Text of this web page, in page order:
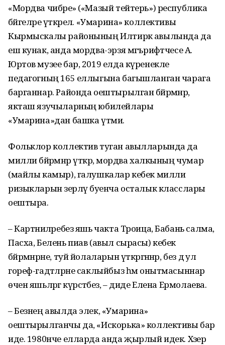
«Мордва чибәре» («Мазый тейтерь») республика
бәйгеләре үткәрелә. «Умарина» коллективы
Кырмыскалы районының Илтирәк авылында да
еш кунак, анда мордва-эрзя мәгърифәтчесе А.
Юртов музее бар, 2019 елда күренекле
педагогның 165 еллыгына багышланган чарага
барганнар. Районда оештырылган бәйрәмнәр,
якташ язучыларның юбилейлары
«Умарина»дан башка үтми.
Фольклор коллектив туган авылларында да
милли бәйрәмнәр үткәрә, мордва халкының чумар
(майлы камыр), галушкалар кебек милли
ризыкларын әзерләү буенча осталык класслары
оештыра.
– Картәниләребез яшь чакта Троица, Бабань салма,
Пасха, Белень пиав (авыл сырасы) кебек
бәйрәмнәрне, туй йолаларын үткәргәннәр, без дә ул
гореф-гадәтләрне саклыйбыз һәм онытмасыннар
өчен яшьләргә күрсәтәбез, – диде Елена Ермолаева.
– Безнең авылда элек, «Умарина»
оештырылганчы да, «Искорька» коллективы бар
иде. 1980нче елларда анда җырлый идек. Хәзер